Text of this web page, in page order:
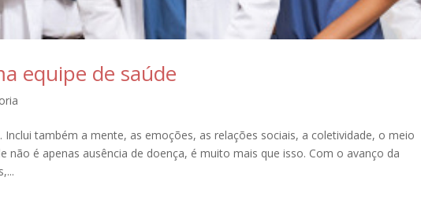
equipe de saúde
Inclui também a mente, as emoções, as relações sociais, a coletividade, o meio
não é apenas ausência de doença, é muito mais que isso. Com o avanço da